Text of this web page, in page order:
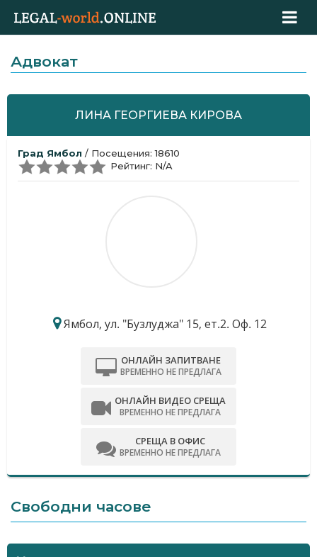
Адвокат
ЛИНА ГЕОРГИЕВА КИРОВА
Град Ямбол / Посещения: 18610
Рейтинг: N/A
Ямбол, ул. "Бузлуджа" 15, ет.2. Оф. 12
ОНЛАЙН ЗАПИТВАНЕ
ВРЕМЕННО НЕ ПРЕДЛАГА
ОНЛАЙН ВИДЕО СРЕЩА
ВРЕМЕННО НЕ ПРЕДЛАГА
СРЕЩА В ОФИС
ВРЕМЕННО НЕ ПРЕДЛАГА
Свободни часове